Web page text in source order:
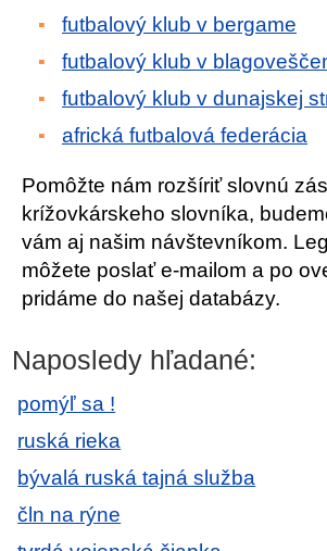
futbalový klub v bergame
futbalový klub v
futbalový klub v dunajskej
africká futbalová federácia
Pomôžte nám rozšíriť slovnú
krížovkárskeho slovníka,
vám aj našim návštevníkom.
môžete poslať e-mailom a po
pridáme do našej databázy.
Naposledy hľadané:
pomýľ sa !
ruská rieka
bývalá ruská tajná služba
čln na rýne